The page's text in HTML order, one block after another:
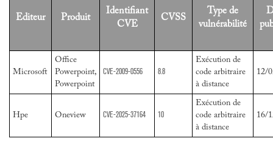
Editeur Produit
Identifiant
CVE
CVSS
Type de
vulnérabilité
Microsoft
Office
Powerpoint,
Powerpoint
CVE-2009-0556 8.8
Exécution de
code arbitraire
à distance
12/
Hpe Oneview CVE-2025-37164 10
Exécution de
code arbitraire
à distance
16/